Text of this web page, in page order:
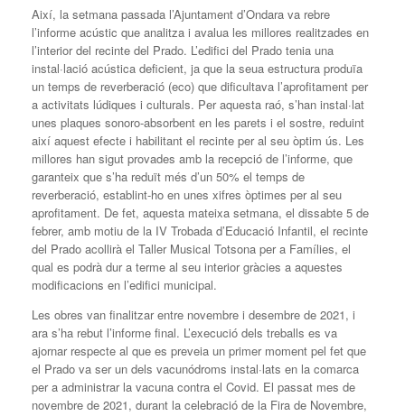
Així, la setmana passada l’Ajuntament d’Ondara va rebre
l’informe acústic que analitza i avalua les millores realitzades en
l’interior del recinte del Prado. L’edifici del Prado tenia una
instal·lació acústica deficient, ja que la seua estructura produïa
un temps de reverberació (eco) que dificultava l’aprofitament per
a activitats lúdiques i culturals. Per aquesta raó, s’han instal·lat
unes plaques sonoro-absorbent en les parets i el sostre, reduint
així aquest efecte i habilitant el recinte per al seu òptim ús. Les
millores han sigut provades amb la recepció de l’informe, que
garanteix que s’ha reduït més d’un 50% el temps de
reverberació, establint-ho en unes xifres òptimes per al seu
aprofitament. De fet, aquesta mateixa setmana, el dissabte 5 de
febrer, amb motiu de la IV Trobada d’Educació Infantil, el recinte
del Prado acollirà el Taller Musical Totsona per a Famílies, el
qual es podrà dur a terme al seu interior gràcies a aquestes
modificacions en l’edifici municipal.
Les obres van finalitzar entre novembre i desembre de 2021, i
ara s’ha rebut l’informe final. L’execució dels treballs es va
ajornar respecte al que es preveia un primer moment pel fet que
el Prado va ser un dels vacunódroms instal·lats en la comarca
per a administrar la vacuna contra el Covid. El passat mes de
novembre de 2021, durant la celebració de la Fira de Novembre,